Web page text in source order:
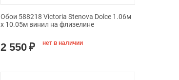
Обои 588218 Victoria Stenova Dolce 1.06м
x 10.05м винил на флизелине
2 550₽ нет в наличии